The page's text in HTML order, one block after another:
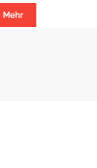
Mehr